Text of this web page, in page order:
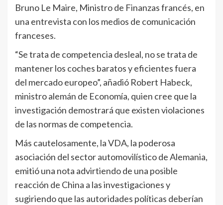
Bruno Le Maire, Ministro de Finanzas francés, en
una entrevista con los medios de comunicación
franceses.
“Se trata de competencia desleal, no se trata de
mantener los coches baratos y eficientes fuera
del mercado europeo”, añadió Robert Habeck,
ministro alemán de Economía, quien cree que la
investigación demostrará que existen violaciones
de las normas de competencia.
Más cautelosamente, la VDA, la poderosa
asociación del sector automovilístico de Alemania,
emitió una nota advirtiendo de una posible
reacción de China a las investigaciones y
sugiriendo que las autoridades políticas deberían